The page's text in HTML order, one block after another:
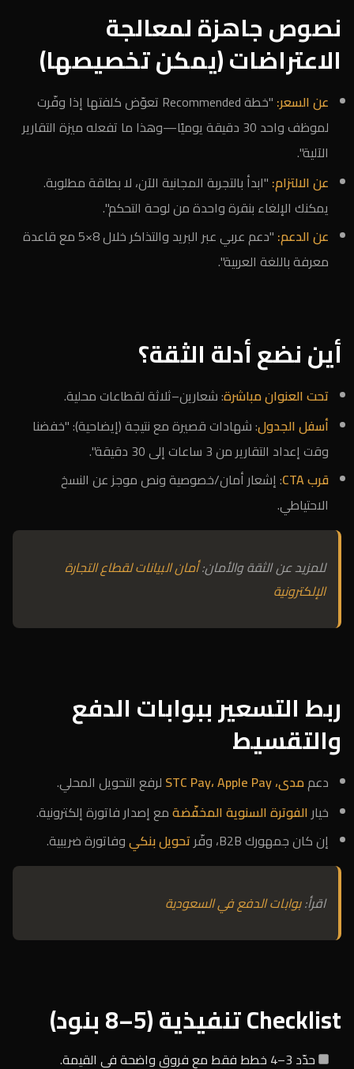
نصوص جاهزة لمعالجة
الاعتراضات (يمكن تخصيصها)
عن السعر:
"خطة Recommended تعوّض كلفتها إذا وفّرت
لموظف واحد 30 دقيقة يوميًا—وهذا ما تفعله ميزة التقارير
الآلية".
عن الالتزام: "ابدأ بالتجربة المجانية الآن، لا بطاقة مطلوبة.
يمكنك الإلغاء بنقرة واحدة من لوحة التحكم".
عن الدعم:
"دعم عربي عبر البريد والتذاكر خلال 8×5 مع قاعدة
معرفة باللغة العربية".
أين نضع أدلة الثقة؟
تحت العنوان مباشرة: شعارين–ثلاثة لقطاعات محلية.
أسفل الجدول: شهادات قصيرة مع نتيجة (إيضاحية): "خفضنا
وقت إعداد التقارير من 3 ساعات إلى 30 دقيقة".
قرب CTA
: إشعار أمان/خصوصية ونص موجز عن النسخ
الاحتياطي.
للمزيد عن الثقة والأمان:أمان البيانات لقطاع التجارة
الإلكترونية
ربط التسعير ببوابات الدفع
والتقسيط
دعممدى، STC Pay، Apple Pay
لرفع التحويل المحلي.
خيارالفوترة السنوية المخفّضةمع إصدار فاتورة إلكترونية.
إن كان جمهورك B2B، وفّر
تحويل بنكيوفاتورة ضريبية.
اقرأ:بوابات الدفع في السعودية
Checklist تنفيذية (5–8 بنود)
حدّد 3–4 خطط فقط مع فروق واضحة في القيمة.